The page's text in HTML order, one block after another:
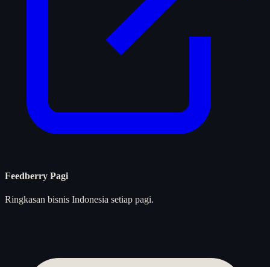
Feedberry Pagi
Ringkasan bisnis Indonesia setiap pagi.